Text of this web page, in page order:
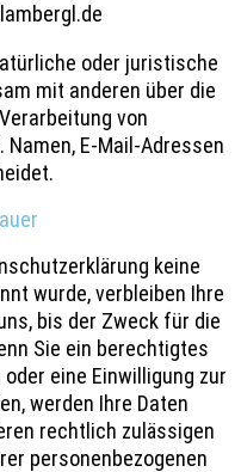
oder juristische
mit anderen über die
von
Namen, E-Mail-Adressen
keine
wurde, verbleiben Ihre
bis der Zweck für die
Sie ein berechtigtes
eine Einwilligung zur
werden Ihre Daten
rechtlich zulässigen
personenbezogenen